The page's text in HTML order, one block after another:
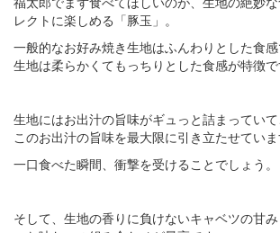
レクトに楽しめる「豚玉」。
一般的なお好み焼き生地はふんわりとした食
生地は柔らかくてもっちりとした食感が特徴で
生地にはお出汁の旨味がギュっと詰まってい
このお出汁の旨味を最大限に引き立たせていま
一口食べた瞬間、衝撃を受けることでしょう。
そして、生地の香りに負けないキャベツの甘